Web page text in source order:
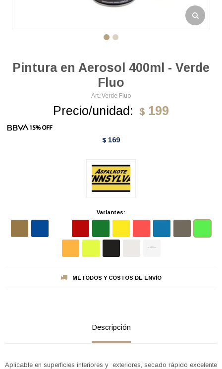
Pintura en Aerosol 400ml - Verde
Fluo
Verde Fluo
Precio/unidad: $ 199
$ 169
Variantes:
MÉTODOS Y COSTOS DE ENVÍO
Descripción
Aplicable en superficies interiores y exteriores, secado rápido excelente